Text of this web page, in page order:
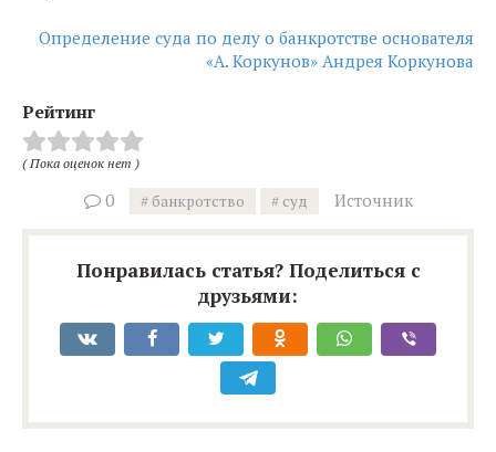
Определение суда по делу о банкротстве основателя
«А. Коркунов» Андрея Коркунова
Рейтинг
( Пока оценок нет )
0 банкротство суд Источник
Понравилась статья? Поделиться с
друзьями: